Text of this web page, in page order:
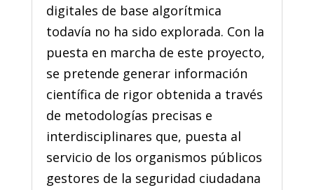
digitales de base algorítmica
todavía no ha sido explorada. Con la
puesta en marcha de este proyecto,
se pretende generar información
científica de rigor obtenida a través
de metodologías precisas e
interdisciplinares que, puesta al
servicio de los organismos públicos
gestores de la seguridad ciudadana